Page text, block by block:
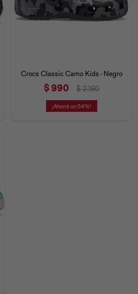
Crocs Classic Camo Kids - Negro
$990 $ 2.190
54